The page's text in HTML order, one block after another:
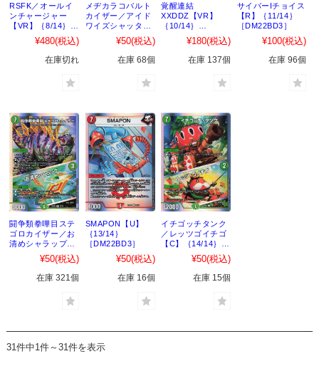
RSFK／オールイ
ンチャージャー
【VR】｛8/14｝
［DM22BD3］
¥480(税込)
在庫切れ
メヂカラコバルト
カイザー／アイド
ワイズシャッター
【VR】｛9/14｝
［DM22BD3］
¥50(税込)
在庫 68個
覚醒連結
XXDDZ【VR】
｛10/14｝
［DM22BD3］
¥180(税込)
在庫 137個
サイバーIチョイス
【R】｛11/14｝
［DM22BD3］
¥100(税込)
在庫 96個
闘争類拳嘩目ステ
ゴロカイザー／お
清めシャラップ
【R】｛12/14｝
［DM22BD3］
¥50(税込)
在庫 321個
SMAPON【U】
｛13/14｝
［DM22BD3］
¥50(税込)
在庫 16個
イチゴッチタンク
／レッツゴイチゴ
【C】｛14/14｝
［DM22BD3］
¥50(税込)
在庫 15個
31件中1件～31件を表示